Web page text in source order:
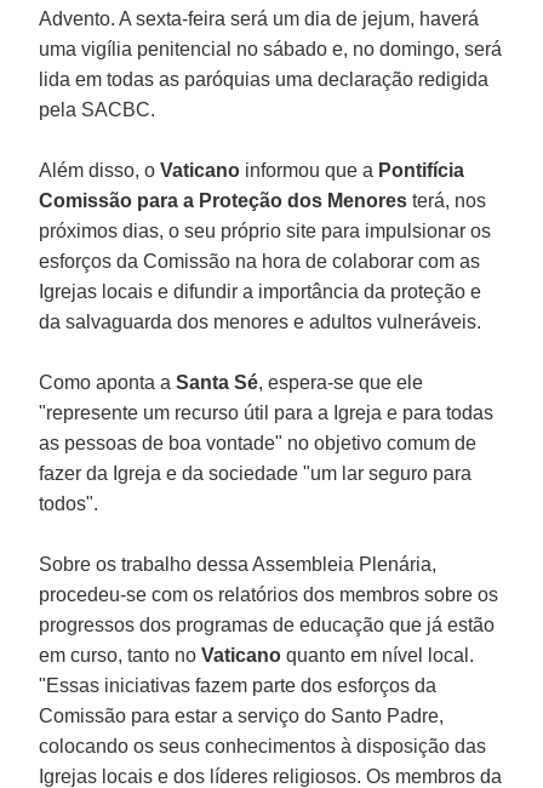
Advento. A sexta-feira será um dia de jejum, haverá
uma vigília penitencial no sábado e, no domingo, será
lida em todas as paróquias uma declaração redigida
pela SACBC.
Além disso, oVaticano informou que a Pontifícia
Comissão para a Proteção dos Menores terá, nos
próximos dias, o seu próprio site para impulsionar os
esforços da Comissão na hora de colaborar com as
Igrejas locais e difundir a importância da proteção e
da salvaguarda dos menores e adultos vulneráveis.
Como aponta aSanta Sé, espera-se que ele
"represente um recurso útil para a Igreja e para todas
as pessoas de boa vontade" no objetivo comum de
fazer da Igreja e da sociedade "um lar seguro para
todos".
Sobre os trabalho dessa Assembleia Plenária,
procedeu-se com os relatórios dos membros sobre os
progressos dos programas de educação que já estão
em curso, tanto noVaticano quanto em nível local.
"Essas iniciativas fazem parte dos esforços da
Comissão para estar a serviço do Santo Padre,
colocando os seus conhecimentos à disposição das
Igrejas locais e dos líderes religiosos. Os membros da